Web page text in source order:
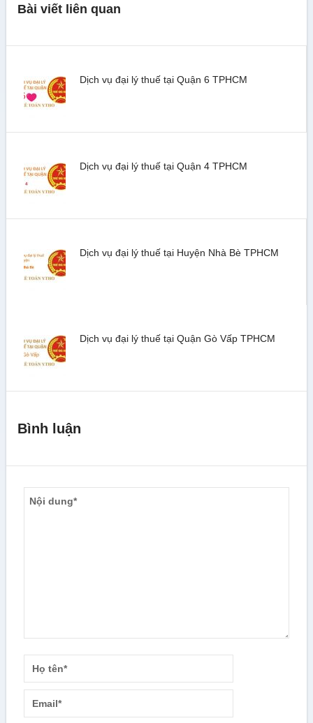
Bài viết liên quan
Dịch vụ đại lý thuế tại Quận 6 TPHCM
Dịch vụ đại lý thuế tại Quận 4 TPHCM
Dịch vụ đại lý thuế tại Huyện Nhà Bè TPHCM
Dịch vụ đại lý thuế tại Quận Gò Vấp TPHCM
Bình luận